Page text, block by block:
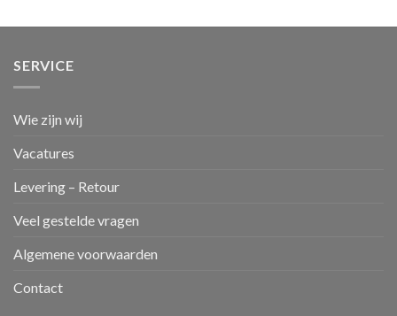
SERVICE
Wie zijn wij
Vacatures
Levering – Retour
Veel gestelde vragen
Algemene voorwaarden
Contact